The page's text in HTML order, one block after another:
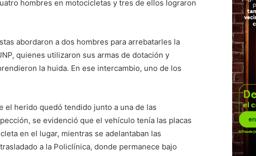
hombres en motocicletas y tres de ellos lograron
abordaron a dos hombres para arrebatarles la
quienes utilizaron sus armas de dotación y
la huida. En ese intercambio, uno de los
el herido quedó tendido junto a una de las
se evidenció que el vehículo tenía las placas
en el lugar, mientras se adelantaban las
a la Policlínica, donde permanece bajo